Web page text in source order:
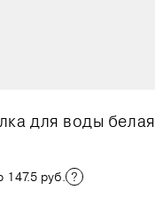
для воды белая
147.5 руб.